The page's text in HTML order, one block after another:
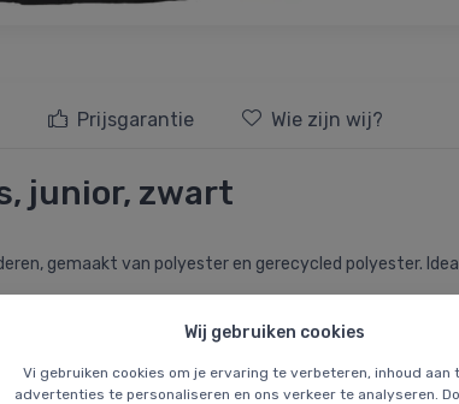
Wij gebruiken cookies
Vi gebruiken cookies om je ervaring te verbeteren, inhoud aan
advertenties te personaliseren en ons verkeer te analyseren.
Prijsgarantie Wie zijn wij?
junior, zwart
gemaakt van polyester en gerecycled polyester.
van 5.000 g/m²/24h blijft je kind droog en